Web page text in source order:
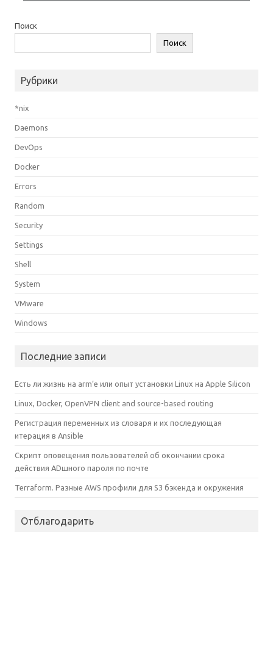
Поиск
Поиск
Рубрики
*nix
Daemons
DevOps
Docker
Errors
Random
Security
Settings
Shell
System
VMware
Windows
Последние записи
Есть ли жизнь на arm’е или опыт установки Linux на Apple Silicon
Linux, Docker, OpenVPN client and source-based routing
Регистрация переменных из словаря и их последующая
итерация в Ansible
Скрипт оповещения пользователей об окончании срока
действия ADшного пароля по почте
Terraform. Разные AWS профили для S3 бэкенда и окружения
Отблагодарить